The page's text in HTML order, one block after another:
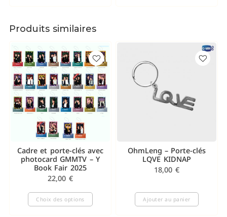
Produits similaires
Cadre et porte-clés avec
photocard GMMTV – Y
Book Fair 2025
22,00 €
Choix des options
OhmLeng – Porte-clés
LQVE KIDNAP
18,00 €
Ajouter au panier